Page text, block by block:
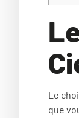
Le
que